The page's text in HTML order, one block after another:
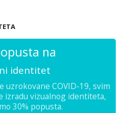
na
identitet
uzrokovane COVID-19, svim
izradu vizualnog identiteta,
30% popusta.